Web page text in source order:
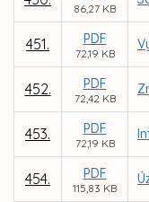
86,27 KB
451. PDF
72,19 KB
452. PDF
72,42 KB
453. PDF
72,19 KB
454. PDF
115,83 KB